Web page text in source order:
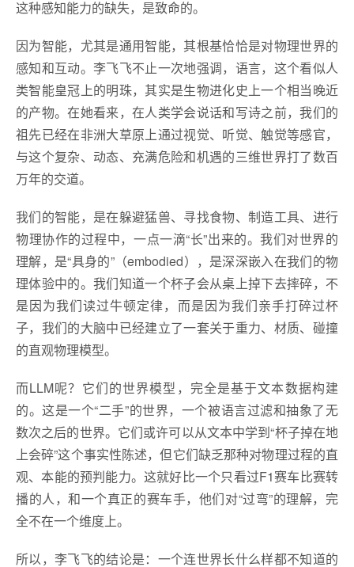
这种感知能力的缺失，是致命的。
因为智能，尤其是通用智能，其根基恰恰是对物理世界的
感知和互动。李飞飞不止一次地强调，语言，这个看似人
类智能皇冠上的明珠，其实是生物进化史上一个相当晚近
的产物。在她看来，在人类学会说话和写诗之前，我们的
祖先已经在非洲大草原上通过视觉、听觉、触觉等感官，
与这个复杂、动态、充满危险和机遇的三维世界打了数百
万年的交道。
我们的智能，是在躲避猛兽、寻找食物、制造工具、进行
物理协作的过程中，一点一滴“长”出来的。我们对世界的
理解，是“具身的”（embodied），是深深嵌入在我们的物
理体验中的。我们知道一个杯子会从桌上掉下去摔碎，不
是因为我们读过牛顿定律，而是因为我们亲手打碎过杯
子，我们的大脑中已经建立了一套关于重力、材质、碰撞
的直观物理模型。
而LLM呢？它们的世界模型，完全是基于文本数据构建
的。这是一个“二手”的世界，一个被语言过滤和抽象了无
数次之后的世界。它们或许可以从文本中学到“杯子掉在地
上会碎”这个事实性陈述，但它们缺乏那种对物理过程的直
观、本能的预判能力。这就好比一个只看过F1赛车比赛转
播的人，和一个真正的赛车手，他们对“过弯”的理解，完
全不在一个维度上。
所以，李飞飞的结论是：一个连世界长什么样都不知道的